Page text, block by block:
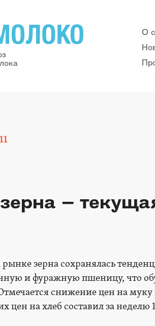
О
–
зерна сохранялась
и фуражную пшеницу, что
снижение цен на
цен на хлеб составил за неделю